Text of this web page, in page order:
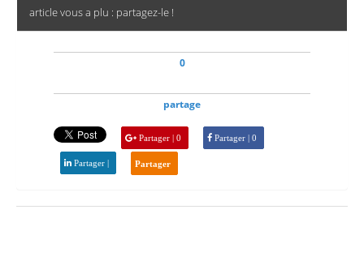
article vous a plu : partagez-le !
0
partage
Partager | 0 Partager | 0
Partager | Partager